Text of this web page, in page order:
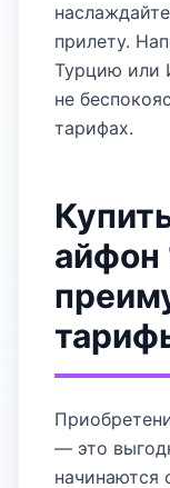
прилету.
Турцию или
не
тарифах.
айфон
— это
начинаются